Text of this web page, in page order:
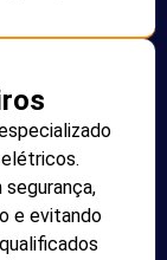
e evitando